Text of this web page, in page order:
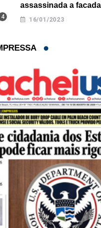
assassinada a
16/01/2023